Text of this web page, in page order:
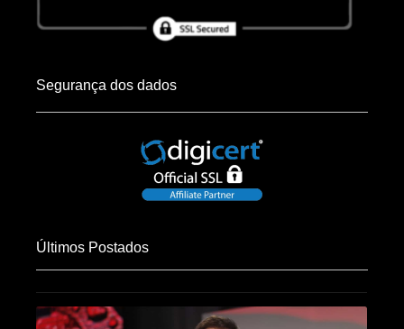
Segurança dos dados
Últimos Postados